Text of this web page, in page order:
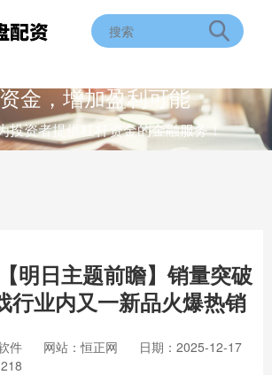
金，增加盈利可能
投资者提供杠杆资金的金融服务！
明日主题前瞻】销量突破
行业内又一新品火爆热销
件 网站：恒正网
日期：2025-12-17